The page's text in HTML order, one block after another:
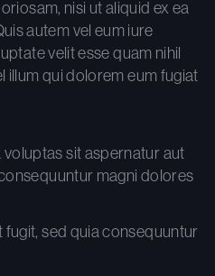
nisi ut aliquid ex ea
autem vel eum iure
velit esse quam nihil
illum qui dolorem eum fugiat
sit aspernatur aut
magni dolores
sed quia consequuntur